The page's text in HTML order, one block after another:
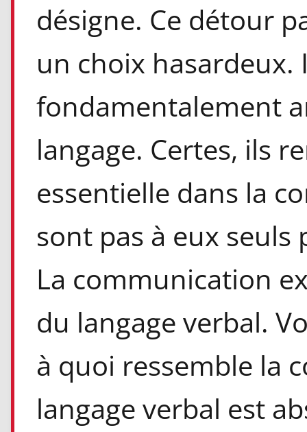
désigne. Ce détour
un choix hasardeux.
fondamentalement
langage. Certes, ils
essentielle dans la
sont pas à eux
La communication
du langage verbal.
à quoi ressemble la
langage verbal est